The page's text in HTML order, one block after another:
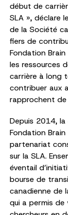
début de
SLA », déclare
de la Société
fiers de
Fondation
les ressources
carrière à long
contribuer aux
rapprochent
Depuis 2014,
Fondation
partenariat
sur la SLA.
éventail
bourse de
canadienne de
qui a permis